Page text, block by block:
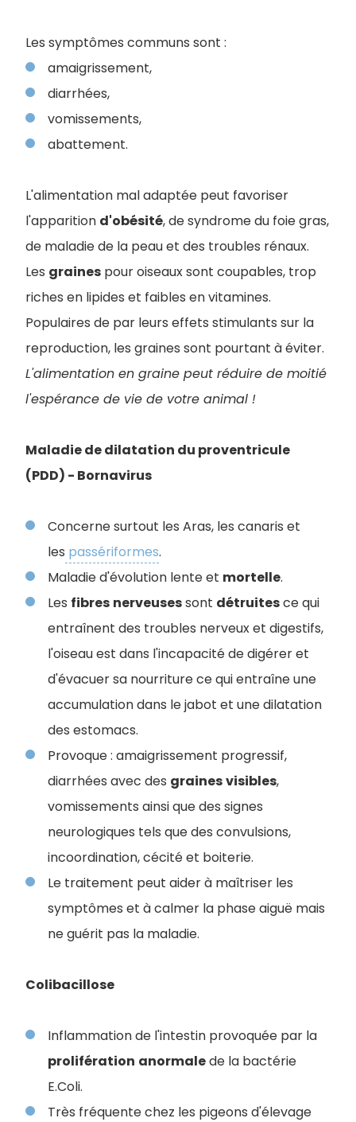
Les symptômes communs sont :
amaigrissement,
diarrhées,
vomissements,
abattement.
L'alimentation mal adaptée peut favoriser
l'apparition d'obésité, de syndrome du foie gras,
de maladie de la peau et des troubles rénaux.
Les graines pour oiseaux sont coupables, trop
riches en lipides et faibles en vitamines.
Populaires de par leurs effets stimulants sur la
reproduction, les graines sont pourtant à éviter.
L'alimentation en graine peut réduire de moitié
l'espérance de vie de votre animal !
Maladie de dilatation du proventricule
(PDD) - Bornavirus
Concerne surtout les Aras, les canaris et
les passériformes.
Maladie d'évolution lente et mortelle.
Les fibres nerveusessont détruitesce qui
entraînent des troubles nerveux et digestifs,
l'oiseau est dans l'incapacité de digérer et
d'évacuer sa nourriture ce qui entraîne une
accumulation dans le jabot et une dilatation
des estomacs.
Provoque : amaigrissement progressif,
diarrhées avec des grainesvisibles,
vomissements ainsi que des signes
neurologiques tels que des convulsions,
incoordination, cécité et boiterie.
Le traitement peut aider à maîtriser les
symptômes et à calmer la phase aiguë mais
ne guérit pas la maladie.
Colibacillose
Inflammation de l'intestin provoquée par la
prolifération anormalede la bactérie
E.Coli.
Très fréquente chez les pigeons d'élevage